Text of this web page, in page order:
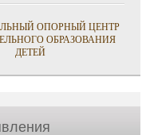
ОПОРНЫЙ ЦЕНТР
ОБРАЗОВАНИЯ
ДЕТЕЙ